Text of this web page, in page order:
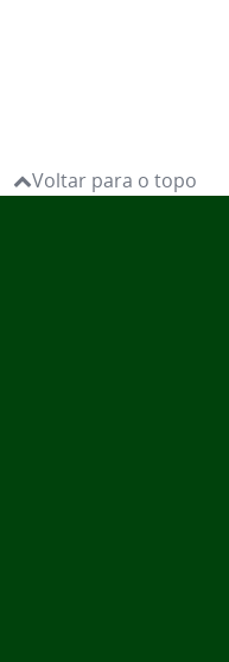
Voltar para o topo